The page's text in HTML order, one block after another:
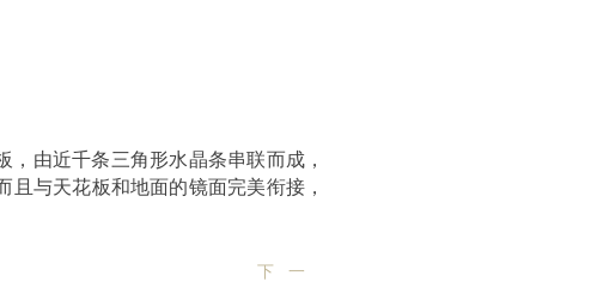
由近千条三角形水晶条串联而成，
与天花板和地面的镜面完美衔接，
下一